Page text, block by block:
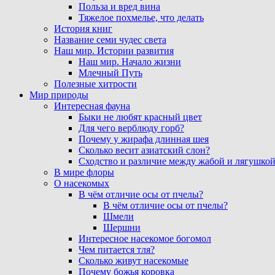
Польза и вред вина
Тяжелое похмелье, что делать
История книг
Название семи чудес света
Наш мир. Истории развития
Наш мир. Начало жизни
Млечный Путь
Полезные хитрости
Мир природы
Интересная фауна
Быки не любят красный цвет
Для чего верблюду горб?
Почему у жирафа длинная шея
Сколько весит азиатский слон?
Сходство и различие между жабой и лягушкой
В мире флоры
О насекомых
В чём отличие осы от пчелы?
В чём отличие осы от пчелы?
Шмели
Шершни
Интересное насекомое богомол
Чем питается тля?
Сколько живут насекомые
Почему божья коровка